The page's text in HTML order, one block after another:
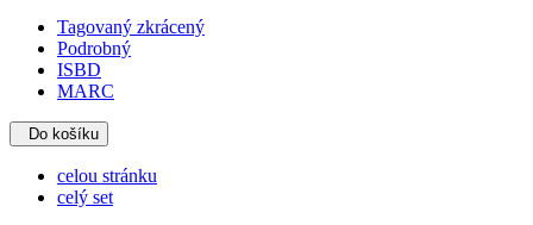
Tagovaný zkrácený
Podrobný
ISBD
MARC
Do košíku
celou stránku
celý set